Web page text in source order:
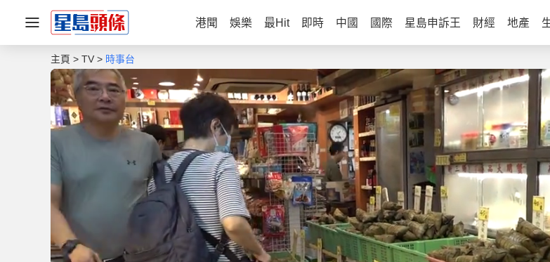
港聞 娛樂 最Hit 即時 中國 國際 星島申訴王 財經 地產
主頁 TV 時事台